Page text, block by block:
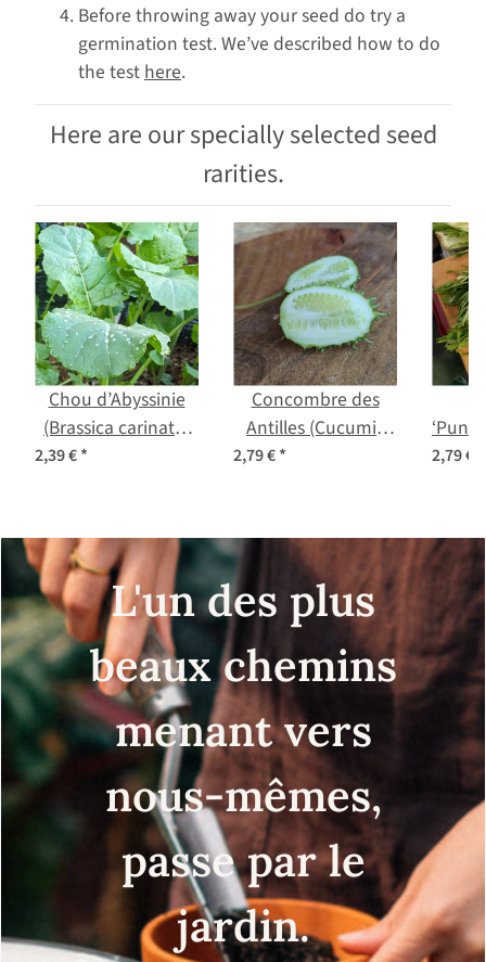
Before throwing away your seed do try a
germination test. We’ve described how to do
the test here.
Here are our specially selected seed
rarities.
Chou d’Abyssinie
(Brassica carinata)
2,39 €*
Concombre des
Antilles (Cucumis
anguria) graines
2,79 €* 2,79 €
L'un des plus
beaux chemins
menant vers
nous-mêmes,
passe par le
jardin.